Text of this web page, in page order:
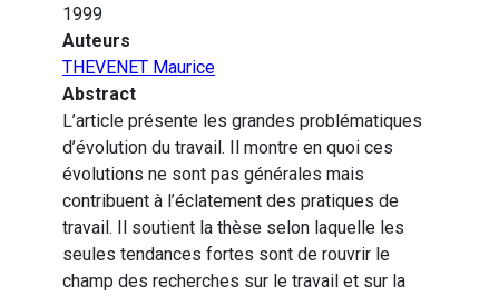
1999
Auteurs
THEVENET Maurice
Abstract
L’article présente les grandes problématiques
d’évolution du travail. Il montre en quoi ces
évolutions ne sont pas générales mais
contribuent à l’éclatement des pratiques de
travail. Il soutient la thèse selon laquelle les
seules tendances fortes sont de rouvrir le
champ des recherches sur le travail et sur la